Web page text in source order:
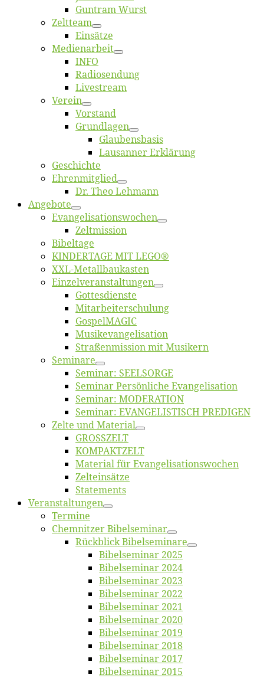
Gun­tram Wurst
Zelt­team
Ein­sät­ze
Me­di­en­ar­beit
INFO
Ra­dio­sen­dung
Live­stream
Ver­ein
Vor­stand
Grund­la­gen
Glaubens­ba­sis
Lausan­ner Erklärung
Ge­schich­te
Eh­ren­mit­glied
Dr. Theo Lehmann
An­ge­bo­te
Evangelisa­tions­wo­chen
Zelt­mis­si­on
Bi­bel­ta­ge
KINDERTAGE MIT LEGO®
XXL-Me­­tal­l­­bau­­kas­­ten
Einzelver­an­stal­tungen
Got­tes­diens­te
Mitarbeiter­schulung
Gos­pel­MA­GIC
Musikevan­ge­li­sa­tion
Straßenmis­sion mit Musikern
Se­mi­na­re
Se­mi­nar: SEELSORGE
Se­mi­nar Per­sön­li­che Evangelisation
Se­mi­nar: MODERATION
Se­mi­nar: EVANGELISTISCH PREDIGEN
Zel­te und Material
GROSSZELT
KOMPAKTZELT
Ma­te­ri­al für Evangelisationswochen
Zelt­ein­sät­ze
State­ments
Ver­an­stal­tun­gen
Ter­mi­ne
Chemnit­zer Bibelseminar
Rück­blick Bibelseminare
Bi­bel­se­mi­nar 2025
Bi­bel­se­mi­nar 2024
Bi­bel­se­mi­nar 2023
Bi­bel­se­mi­nar 2022
Bi­bel­se­mi­nar 2021
Bi­bel­se­mi­nar 2020
Bi­bel­se­mi­nar 2019
Bi­bel­se­mi­nar 2018
Bibelsemi­nar 2017
Bibelsemi­nar 2015